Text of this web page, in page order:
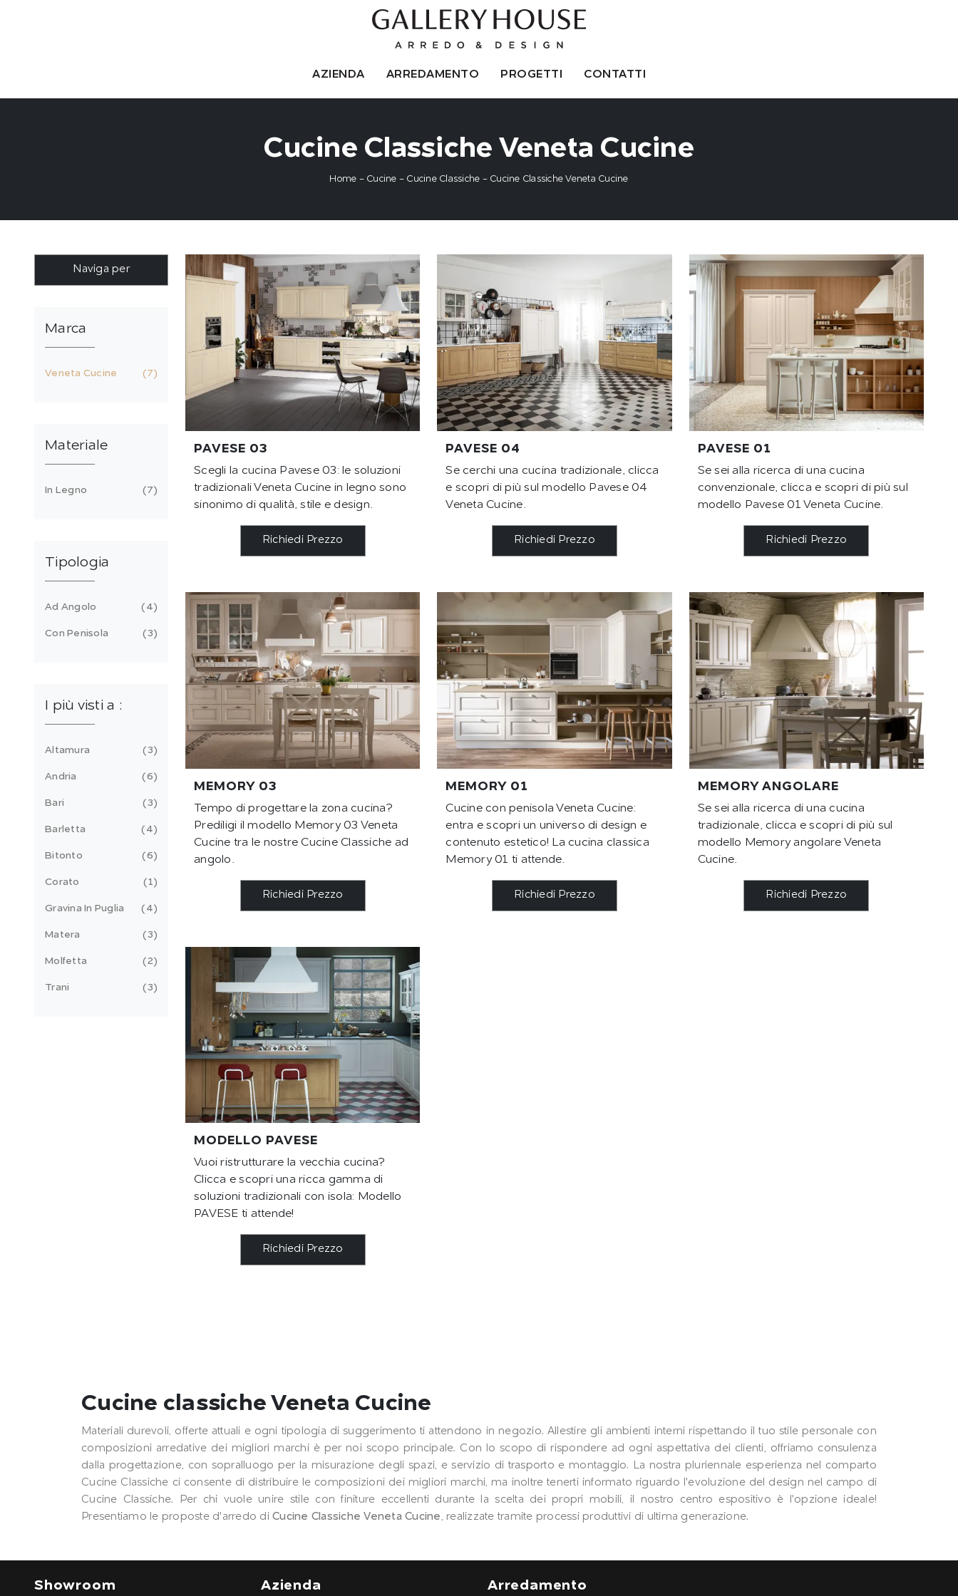
AZIENDA ARREDAMENTO PROGETTI CONTATTI
Cucine Classiche Veneta Cucine
Home - Cucine - Cucine Classiche - Cucine Classiche Veneta Cucine
PAVESE 03
Scegli la cucina Pavese 03: le soluzioni
tradizionali Veneta Cucine in legno sono
sinonimo di qualità, stile e design.
Richiedi Prezzo
PAVESE 04
Se cerchi una cucina tradizionale, clicca
e scopri di più sul modello Pavese 04
Veneta Cucine.
Richiedi Prezzo
PAVESE 01
Se sei alla ricerca di una cucina
convenzionale, clicca e scopri di più sul
modello Pavese 01 Veneta Cucine.
Richiedi Prezzo
MEMORY 03
Tempo di progettare la zona cucina?
Prediligi il modello Memory 03 Veneta
Cucine tra le nostre Cucine Classiche ad
angolo.
Richiedi Prezzo
MEMORY 01
Cucine con penisola Veneta Cucine:
entra e scopri un universo di design e
contenuto estetico! La cucina classica
Memory 01 ti attende.
Richiedi Prezzo
MEMORY ANGOLARE
Se sei alla ricerca di una cucina
tradizionale, clicca e scopri di più sul
modello Memory angolare Veneta
Cucine.
Richiedi Prezzo
MODELLO PAVESE
Vuoi ristrutturare la vecchia cucina?
Clicca e scopri una ricca gamma di
soluzioni tradizionali con isola: Modello
PAVESE ti attende!
Richiedi Prezzo
Naviga per
Marca
Veneta Cucine 7
Materiale
In Legno 7
Tipologia
Ad Angolo 4
Con Penisola 3
I più visti a :
Altamura 3
Andria 6
Bari 3
Barletta 4
Bitonto 6
Corato 1
Gravina In Puglia 4
Matera 3
Molfetta 2
Trani 3
Cucine classiche Veneta Cucine
Materiali durevoli, offerte attuali e ogni tipologia di suggerimento ti attendono in negozio. Allestire gli ambienti interni rispettando il tuo stile personale con
composizioni arredative dei migliori marchi è per noi scopo principale. Con lo scopo di rispondere ad ogni aspettativa dei clienti, offriamo consulenza
dalla progettazione, con sopralluogo per la misurazione degli spazi, e servizio di trasporto e montaggio. La nostra pluriennale esperienza nel comparto
Cucine Classiche ci consente di distribuire le composizioni dei migliori marchi, ma inoltre tenerti informato riguardo l'evoluzione del design nel campo di
Cucine Classiche. Per chi vuole unire stile con finiture eccellenti durante la scelta dei propri mobili, il nostro centro espositivo è l'opzione ideale!
Presentiamo le proposte d'arredo di Cucine Classiche Veneta Cucine, realizzate tramite processi produttivi di ultima generazione.
Showroom Azienda Arredamento